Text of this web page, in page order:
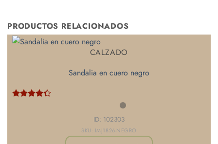
PRODUCTOS RELACIONADOS
CALZADO
Sandalia en cuero negro
ID: 102303
SKU: IMJ1826-NEGRO